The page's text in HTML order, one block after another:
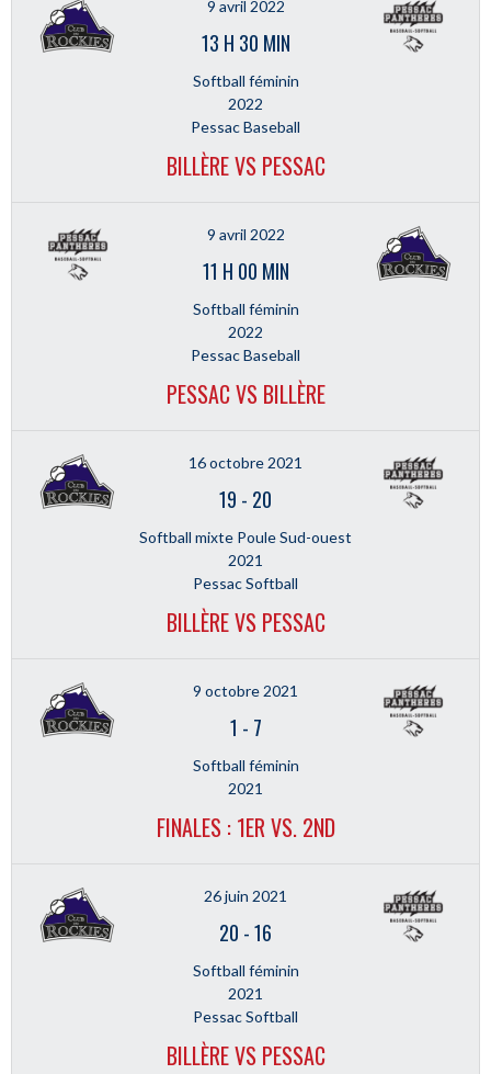
9 avril 2022
13 H 30 MIN
Softball féminin
2022
Pessac Baseball
BILLÈRE VS PESSAC
9 avril 2022
11 H 00 MIN
Softball féminin
2022
Pessac Baseball
PESSAC VS BILLÈRE
16 octobre 2021
19 - 20
Softball mixte Poule Sud-ouest
2021
Pessac Softball
BILLÈRE VS PESSAC
9 octobre 2021
1 - 7
Softball féminin
2021
FINALES : 1ER VS. 2ND
26 juin 2021
20 -16
Softball féminin
2021
Pessac Softball
BILLÈRE VS PESSAC